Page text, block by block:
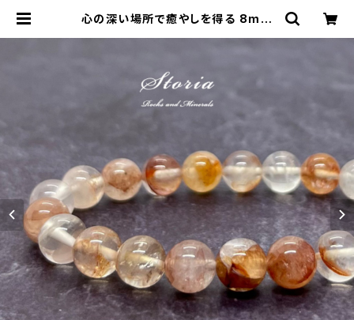
心の深い場所で癒やしを得る 8mm